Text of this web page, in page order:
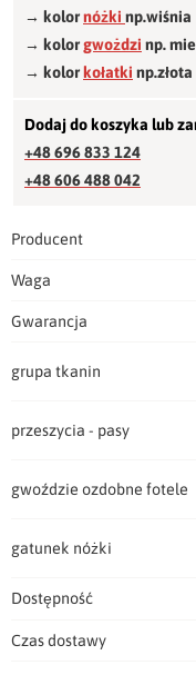
→ kolornóżki np.wiśnia
→ kolorgwożdzi np.
→ kolorkołatki np.złota
Dodaj do koszyka lub
+48 696 833 124
+48 606 488 042
Producent
Waga
Gwarancja
grupa tkanin
przeszycia - pasy
gwoździe ozdobne fotele
gatunek nóżki
Dostępność
Czas dostawy